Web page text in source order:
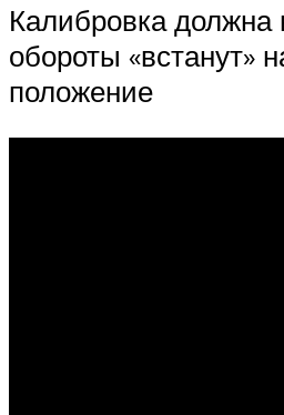
Калибровка должна
обороты «встанут»
положение